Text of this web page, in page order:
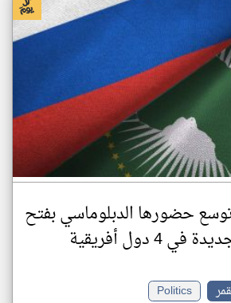
حضورها الدبلوماسي بفتح
4 دول أفريقية
Politics